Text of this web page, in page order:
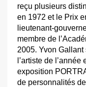
reçu plusieurs
en 1972 et le Prix
lieutenant-
membre de
2005. Yvon Gallant
l’artiste de
exposition
de personnalités